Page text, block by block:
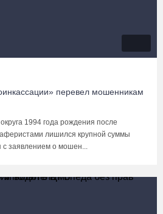
перевел мошенникам
1994 года рождения после
лишился крупной суммы
с заявлением о мошен...